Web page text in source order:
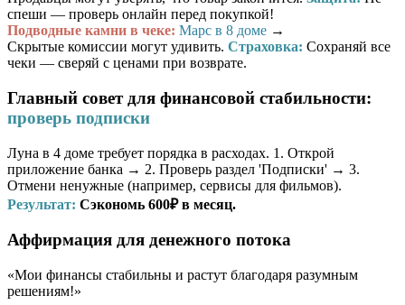
спеши — проверь онлайн перед покупкой!
Подводные камни в чеке: Марс в 8 доме →
Скрытые комиссии могут удивить. Страховка: Сохраняй все
чеки — сверяй с ценами при возврате.
Главный совет для финансовой стабильности:
проверь подписки
Луна в 4 доме требует порядка в расходах. 1. Открой
приложение банка → 2. Проверь раздел 'Подписки' → 3.
Отмени ненужные (например, сервисы для фильмов).
Результат: Сэкономь 600₽ в месяц.
Аффирмация для денежного потока
«Мои финансы стабильны и растут благодаря разумным
решениям!»